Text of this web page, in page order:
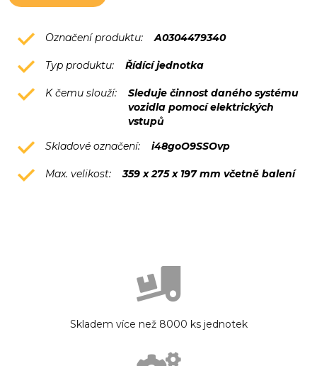
Označení produktu: A0304479340
Typ produktu: Řídící jednotka
K čemu slouží:
Sleduje činnost daného systému
vozidla pomocí elektrických
vstupů
Skladové označení:
i48goO9SSOvp
Max. velikost: 359 x 275 x 197 mm včetně balení
Skladem více než 8000 ks jednotek